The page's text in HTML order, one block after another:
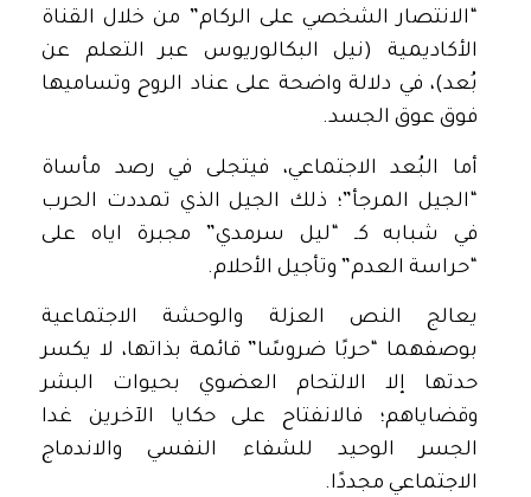
“الانتصار الشخصي على الركام” من خلال القناة
الأكاديمية (نيل البكالوريوس عبر التعلم عن
بُعد)، في دلالة واضحة على عناد الروح وتساميها
فوق عوق الجسد.
أما البُعد الاجتماعي، فيتجلى في رصد مأساة
“الجيل المرجأ”؛ ذلك الجيل الذي تمددت الحرب
في شبابه كـ “ليل سرمدي” مجبرة اياه على
“حراسة العدم” وتأجيل الأحلام.
يعالج النص العزلة والوحشة الاجتماعية
بوصفهما “حربًا ضروسًا” قائمة بذاتها، لا يكسر
حدتها إلا الالتحام العضوي بحيوات البشر
وقضاياهم؛ فالانفتاح على حكايا الآخرين غدا
الجسر الوحيد للشفاء النفسي والاندماج
الاجتماعي مجددًا.